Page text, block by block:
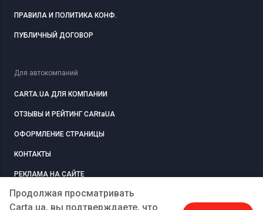
Продолжая просматривать
Carta.ua, вы подтверждаете, что
ПРАВИЛА И ПОЛИТИКА КОНФ.
ПУБЛИЧНЫЙ ДОГОВОР
Для автокомпаний
CARTA.UA ДЛЯ КОМПАНИИ
ОТЗЫВЫ И РЕЙТИНГ CARtaUA
ОФОРМЛЕНИЕ СТРАНИЦЫ
КОНТАКТЫ
РЕКЛАМА НА САЙТЕ